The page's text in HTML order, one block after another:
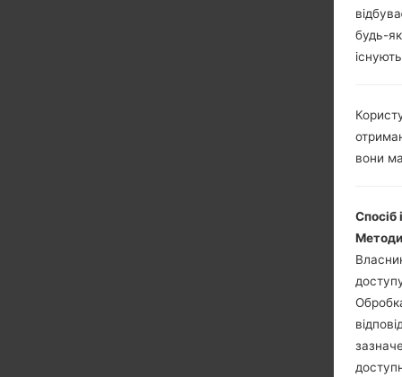
будь-
вони
Спосіб